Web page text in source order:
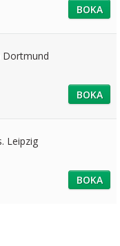
BOKA
Dortmund
BOKA
Leipzig
BOKA